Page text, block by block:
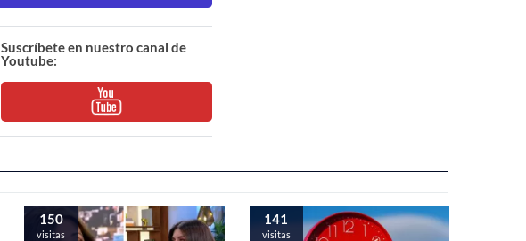
Suscríbete en nuestro canal de
Youtube:
150
visitas
141
visitas